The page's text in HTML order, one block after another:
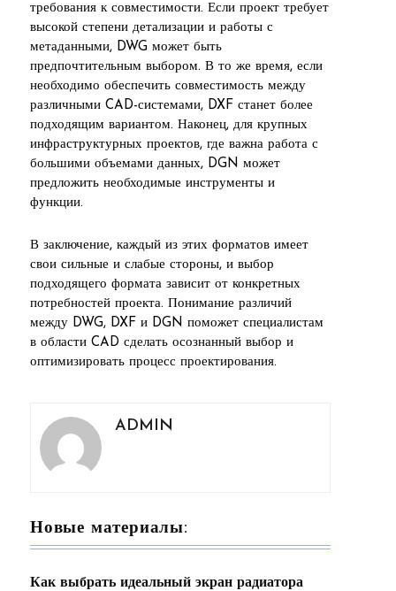
требования к совместимости. Если проект требует
высокой степени детализации и работы с
метаданными, DWG может быть
предпочтительным выбором. В то же время, если
необходимо обеспечить совместимость между
различными CAD-системами, DXF станет более
подходящим вариантом. Наконец, для крупных
инфраструктурных проектов, где важна работа с
большими объемами данных, DGN может
предложить необходимые инструменты и
функции.
В заключение, каждый из этих форматов имеет
свои сильные и слабые стороны, и выбор
подходящего формата зависит от конкретных
потребностей проекта. Понимание различий
между DWG, DXF и DGN поможет специалистам
в области CAD сделать осознанный выбор и
оптимизировать процесс проектирования.
ADMIN
Новые материалы:
Как выбрать идеальный экран радиатора